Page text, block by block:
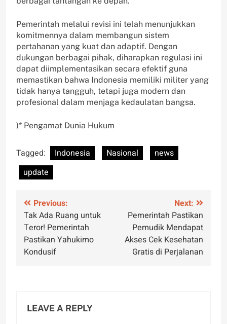
Pemerintah melalui revisi ini telah menunjukkan
komitmennya dalam membangun sistem
pertahanan yang kuat dan adaptif. Dengan
dukungan berbagai pihak, diharapkan regulasi ini
dapat diimplementasikan secara efektif guna
memastikan bahwa Indonesia memiliki militer yang
tidak hanya tangguh, tetapi juga modern dan
profesional dalam menjaga kedaulatan bangsa.
)* Pengamat Dunia Hukum
Tagged: Indonesia Nasional
news
update
Post
navigation
Previous:
Tak Ada Ruang untuk
Teror! Pemerintah
Pastikan Yahukimo
Kondusif
Next:
Pemerintah Pastikan
Pemudik Mendapat
Akses Cek Kesehatan
Gratis di Perjalanan
LEAVE A REPLY